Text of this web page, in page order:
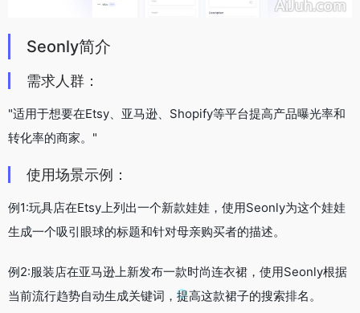
Seonly简介
需求人群：
"适用于想要在Etsy、亚马逊、Shopify等平台提高产品曝光率和
转化率的商家。"
使用场景示例：
例1:玩具店在Etsy上列出一个新款娃娃，使用Seonly为这个娃娃
生成一个吸引眼球的标题和针对母亲购买者的描述。
例2:服装店在亚马逊上新发布一款时尚连衣裙，使用Seonly根据
当前流行趋势自动生成关键词，提高这款裙子的搜索排名。